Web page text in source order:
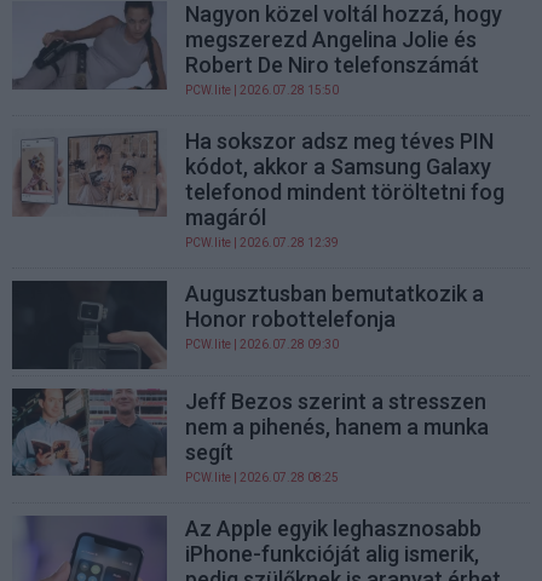
Nagyon közel voltál hozzá, hogy
megszerezd Angelina Jolie és
Robert De Niro telefonszámát
PCW.lite | 2026.07.28 15:50
Ha sokszor adsz meg téves PIN
kódot, akkor a Samsung Galaxy
telefonod mindent töröltetni fog
magáról
PCW.lite | 2026.07.28 12:39
Augusztusban bemutatkozik a
Honor robottelefonja
PCW.lite | 2026.07.28 09:30
Jeff Bezos szerint a stresszen
nem a pihenés, hanem a munka
segít
PCW.lite | 2026.07.28 08:25
Az Apple egyik leghasznosabb
iPhone-funkcióját alig ismerik,